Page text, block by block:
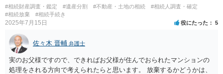
#相続財産調査・鑑定 #遺産分割 #不動産・土地の相続
#相続人調査・確定
#相続放棄
#相続手続き
2025年7月15日 役にたった 5
佐々木 晋輔 弁護士
実のお父様ですので、できればお父様が住んでおられたマンションの
処理をされる方向で考えられたらと思います。 放棄するかどうかは、